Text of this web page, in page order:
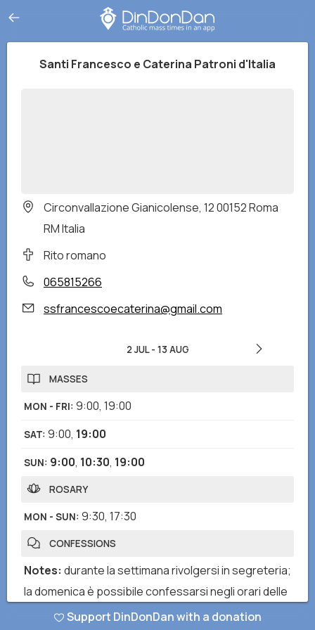
Santi Francesco e Caterina Patroni d'Italia
Circonvallazione Gianicolense, 12 00152 Roma
RM Italia
Rito romano
065815266
ssfrancescoecaterina@gmail.com
2 JUL- 13 AUG
MASSES
MON - FRI: 9:00, 19:00
SAT: 9:00, 19:00
SUN: 9:00, 10:30, 19:00
ROSARY
MON - SUN: 9:30, 17:30
CONFESSIONS
Notes: durante la settimana rivolgersi in segreteria;
la domenica è possibile confessarsi negli orari delle
celebrazioniSupport DinDonDan with a donation